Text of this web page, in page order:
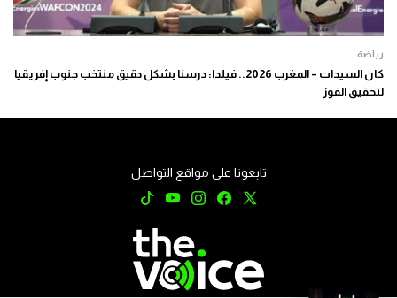
رياضة
كان السيدات – المغرب 2026.. فيلدا: درسنا بشكل دقيق منتخب جنوب إفريقيا
لتحقيق الفوز
تابعونا على مواقع التواصل